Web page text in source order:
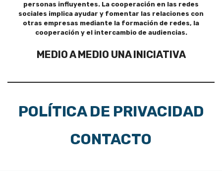
personas influyentes. La cooperación en las redes
sociales implica ayudar y fomentar las relaciones con
otras empresas mediante la formación de redes, la
cooperación y el intercambio de audiencias.
MEDIO A MEDIO UNA INICIATIVA
POLÍTICA DE PRIVACIDAD
CONTACTO